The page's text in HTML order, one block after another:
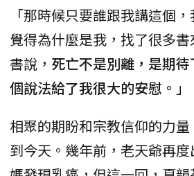
「那時候只要誰跟我講這個
覺得為什麼是我，找了很多
書說， 死亡不是別離，是期
個說法給了我很大的安慰。 」
相聚的期盼和宗教信仰的力
到今天。幾年前，老天爺再